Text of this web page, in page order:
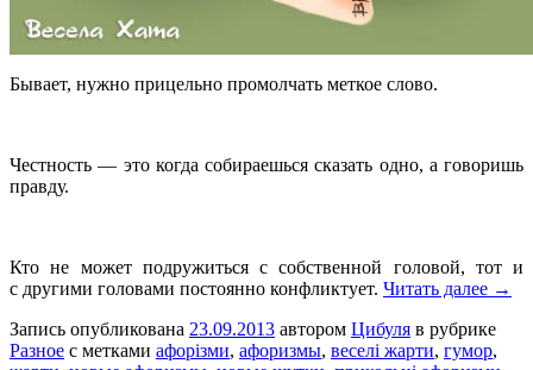
Бывает, нужно прицельно промолчать меткое слово.
Честность — это когда собираешься сказать одно, а говоришь
правду.
Кто не может подружиться с собственной головой, тот и
с другими головами постоянно конфликтует. Читать далее →
Запись опубликована 23.09.2013 автором Цибуля в рубрике
Разное с метками афорізми, афоризмы, веселі жарти, гумор,